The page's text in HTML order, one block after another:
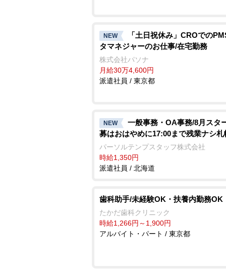
NEW
「土日祝休み」CROでの
タマネジャーのお仕事/在宅勤務
株式会社パソナ
月給30万4,600円
派遣社員 / 東京都
NEW
一般事務・OA事務/8月スタ
募はおはやめに17:00まで残業ナシ札
パーソルテンプスタッフ株式会社
時給1,350円
派遣社員 / 北海道
歯科助手/未経験OK・扶養内勤務OK
たかだ歯科クリニック
時給1,266円～1,900円
アルバイト・パート / 東京都